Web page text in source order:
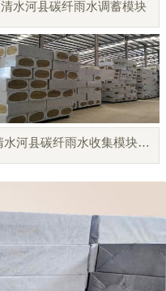
清水河县碳纤雨水调蓄模块
清水河县碳纤雨水收集模块厂家